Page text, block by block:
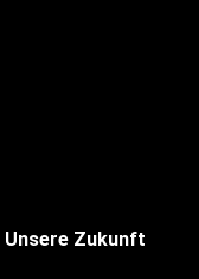
Unsere Zukunft